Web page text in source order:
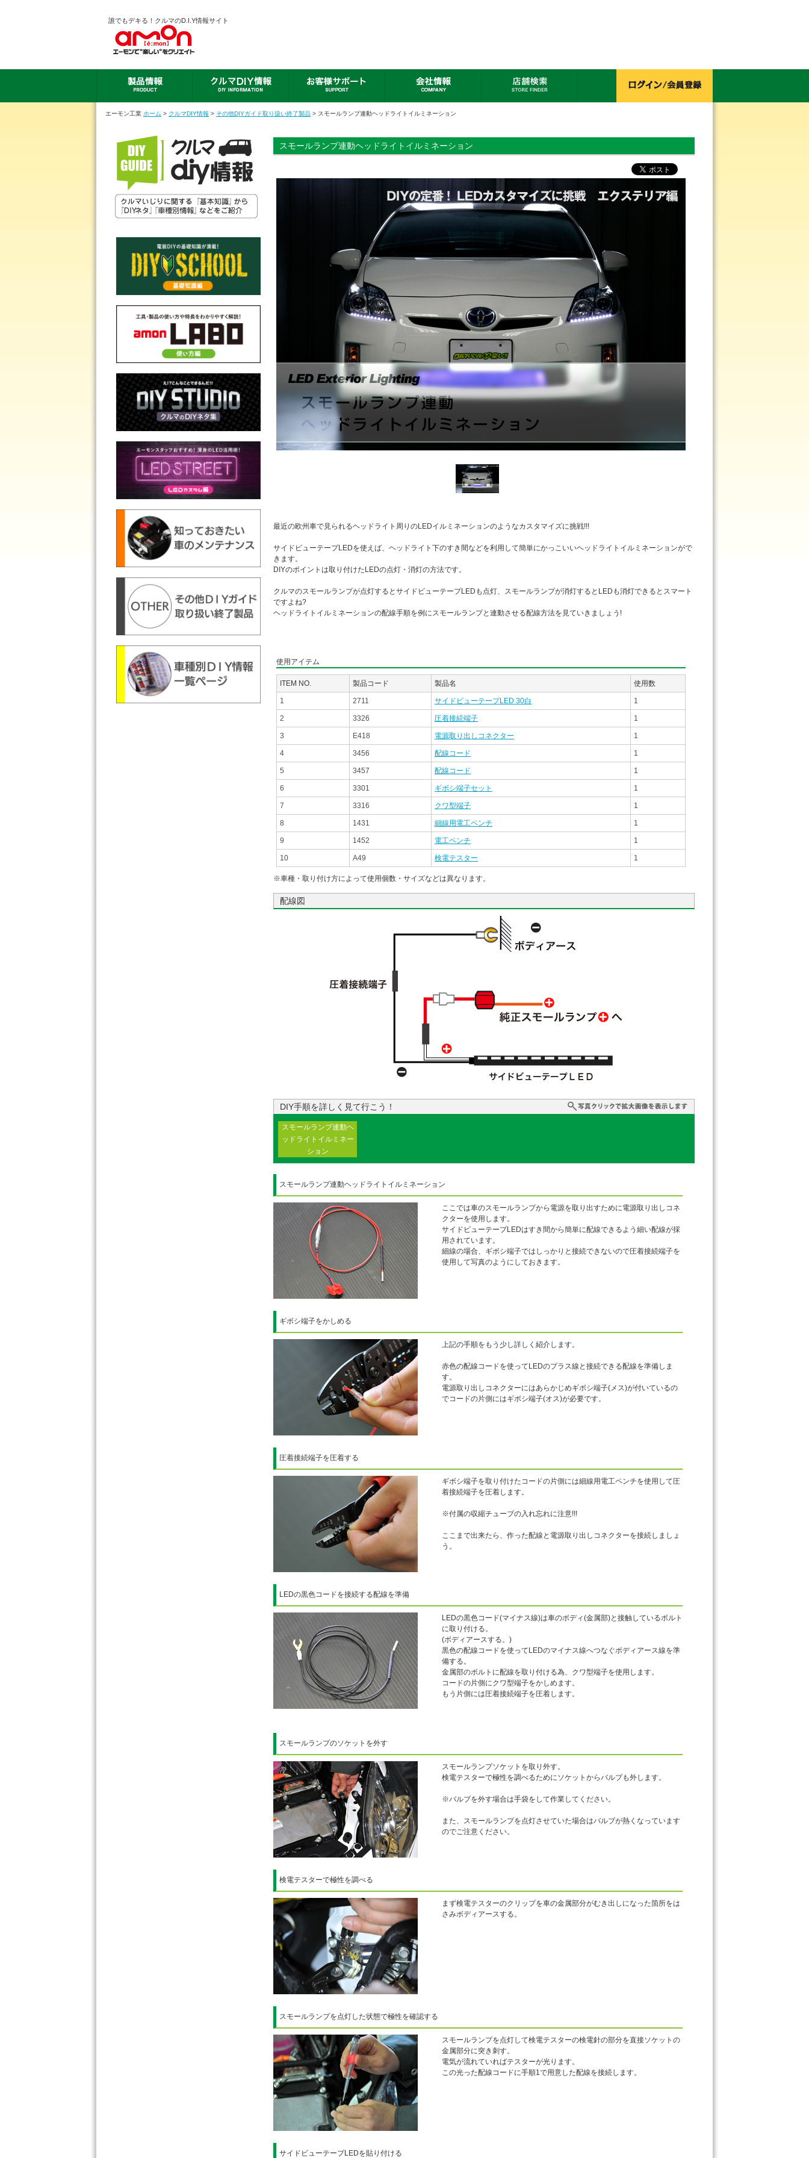
誰でもデキる！クルマのD.I.Y情報サイト
エーモン工業 ホーム > クルマDIY情報 > その他DIYガイド取り扱い終了製品 > スモールランプ連動ヘッドライトイルミネーション
スモールランプ連動ヘッドライトイルミネーション
最近の欧州車で見られるヘッドライト周りのLEDイルミネーションのようなカスタマイズに挑戦!!!
サイドビューテープLEDを使えば、ヘッドライト下のすき間などを利用して簡単にかっこいいヘッドライトイルミネーションがで
きます。
DIYのポイントは取り付けたLEDの点灯・消灯の方法です。
クルマのスモールランプが点灯するとサイドビューテープLEDも点灯、スモールランプが消灯するとLEDも消灯できるとスマート
ですよね?
ヘッドライトイルミネーションの配線手順を例にスモールランプと連動させる配線方法を見ていきましょう!
使用アイテム
ITEM NO. 製品コード 製品名 使用数
1 2711 サイドビューテープLED 30白 1
2 3326 圧着接続端子 1
3 E418 電源取り出しコネクター 1
4 3456 配線コード 1
5 3457 配線コード 1
6 3301 ギボシ端子セット 1
7 3316 クワ型端子 1
8 1431 細線用電工ペンチ 1
9 1452 電工ペンチ 1
10 A49 検電テスター 1
※車種・取り付け方によって使用個数・サイズなどは異なります。
配線図
DIY手順を詳しく見て行こう！
スモールランプ連動ヘ
ッドライトイルミネー
ション
スモールランプ連動ヘッドライトイルミネーション
ここでは車のスモールランプから電源を取り出すために電源取り出しコネ
クターを使用します。
サイドビューテープLEDはすき間から簡単に配線できるよう細い配線が採
用されています。
細線の場合、ギボシ端子ではしっかりと接続できないので圧着接続端子を
使用して写真のようにしておきます。
ギボシ端子をかしめる
上記の手順をもう少し詳しく紹介します。
赤色の配線コードを使ってLEDのプラス線と接続できる配線を準備しま
す。
電源取り出しコネクターにはあらかじめギボシ端子(メス)が付いているの
でコードの片側にはギボシ端子(オス)が必要です。
圧着接続端子を圧着する
ギボシ端子を取り付けたコードの片側には細線用電工ペンチを使用して圧
着接続端子を圧着します。
※付属の収縮チューブの入れ忘れに注意!!!
ここまで出来たら、作った配線と電源取り出しコネクターを接続しましょ
う。
LEDの黒色コードを接続する配線を準備
LEDの黒色コード(マイナス線)は車のボディ(金属部)と接触しているボルト
に取り付ける。
(ボディアースする。)
黒色の配線コードを使ってLEDのマイナス線へつなぐボディアース線を準
備する。
金属部のボルトに配線を取り付ける為、クワ型端子を使用します。
コードの片側にクワ型端子をかしめます。
もう片側には圧着接続端子を圧着します。
スモールランプのソケットを外す
スモールランプソケットを取り外す。
検電テスターで極性を調べるためにソケットからバルブも外します。
※バルブを外す場合は手袋をして作業してください。
また、スモールランプを点灯させていた場合はバルブが熱くなっています
のでご注意ください。
検電テスターで極性を調べる
まず検電テスターのクリップを車の金属部分がむき出しになった箇所をは
さみボディアースする。
スモールランプを点灯した状態で極性を確認する
スモールランプを点灯して検電テスターの検電針の部分を直接ソケットの
金属部分に突き刺す。
電気が流れていればテスターが光ります。
この光った配線コードに手順1で用意した配線を接続します。
サイドビューテープLEDを貼り付ける